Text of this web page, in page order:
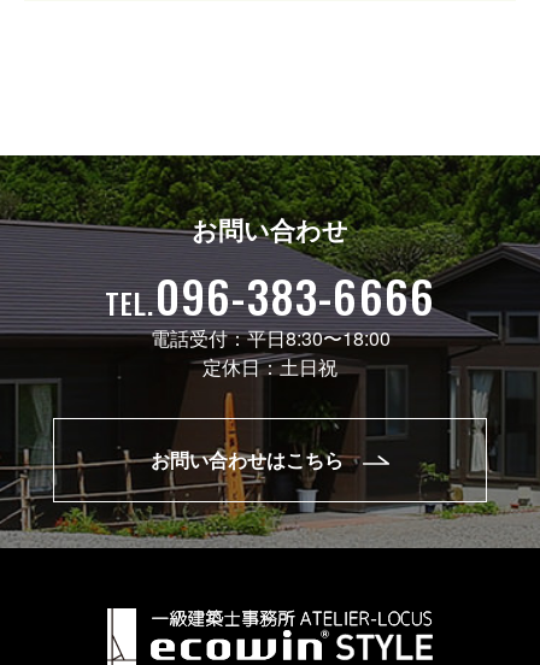
お問い合わせ
TEL.096-383-6666
電話受付：平日8:30〜18:00
定休日：土日祝
お問い合わせはこちら